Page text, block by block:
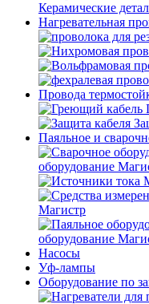
Керамические
Нагревательная
Провода
Паяльное и
оборудование
Магистр
оборудование
Насосы
Уф-лампы
Оборудование по